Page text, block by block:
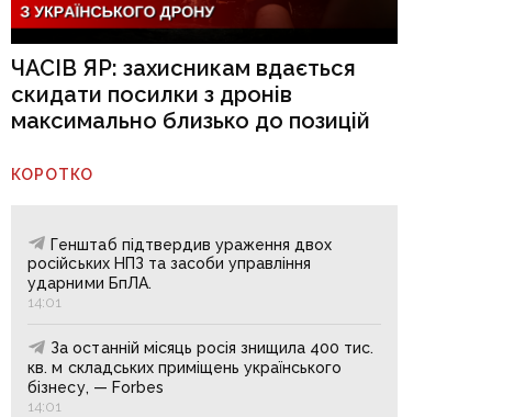
ЧАСІВ ЯР: захисникам вдається
скидати посилки з дронів
максимально близько до позицій
КОРОТКО
Генштаб підтвердив ураження двох
російських НПЗ та засоби управління
ударними БпЛА.
14:01
За останній місяць росія знищила 400 тис.
кв. м складських приміщень українського
бізнесу, — Forbes
14:01